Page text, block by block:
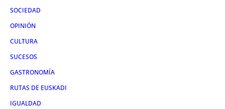
SOCIEDAD
OPINIÓN
CULTURA
SUCESOS
GASTRONOMÍA
RUTAS DE EUSKADI
IGUALDAD